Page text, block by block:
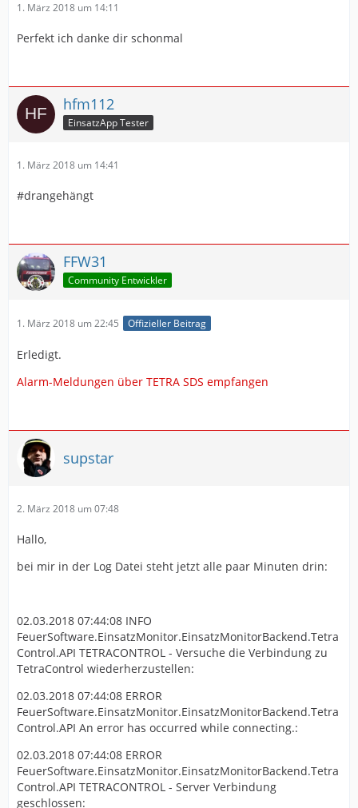
1. März 2018 um 14:11
Perfekt ich danke dir schonmal
hfm112
EinsatzApp Tester
1. März 2018 um 14:41
#drangehängt
FFW31
Community Entwickler
1. März 2018 um 22:45 Offizieller Beitrag
Erledigt.
Alarm-Meldungen über TETRA SDS empfangen
supstar
2. März 2018 um 07:48
Hallo,
bei mir in der Log Datei steht jetzt alle paar Minuten drin:
02.03.2018 07:44:08 INFO
FeuerSoftware.EinsatzMonitor.EinsatzMonitorBackend.Tetra
Control.API TETRACONTROL - Versuche die Verbindung zu
TetraControl wiederherzustellen:
02.03.2018 07:44:08 ERROR
FeuerSoftware.EinsatzMonitor.EinsatzMonitorBackend.Tetra
Control.API An error has occurred while connecting.:
02.03.2018 07:44:08 ERROR
FeuerSoftware.EinsatzMonitor.EinsatzMonitorBackend.Tetra
Control.API TETRACONTROL - Server Verbindung
geschlossen: